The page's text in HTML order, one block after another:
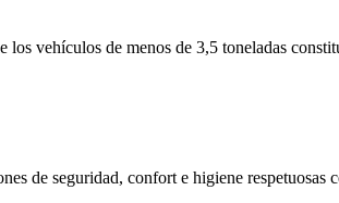
los vehículos de menos de 3,5 toneladas
de seguridad, confort e higiene respetuosas